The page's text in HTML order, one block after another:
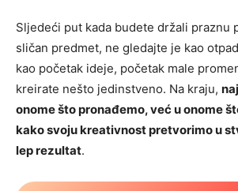
Sljedeći put kada budete držali praznu
sličan predmet, ne gledajte je kao
kao početak ideje, početak male
kreirate nešto jedinstveno. Na kraju,
onome što pronađemo, već u onome
kako svoju kreativnost pretvorimo u
lep rezultat.